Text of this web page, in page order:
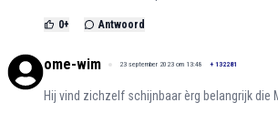
0+ Antwoord
ome-wim 23 september 2023 om 13:48 + 132281
Hij vind zichzelf schijnbaar èrg belangrijk die